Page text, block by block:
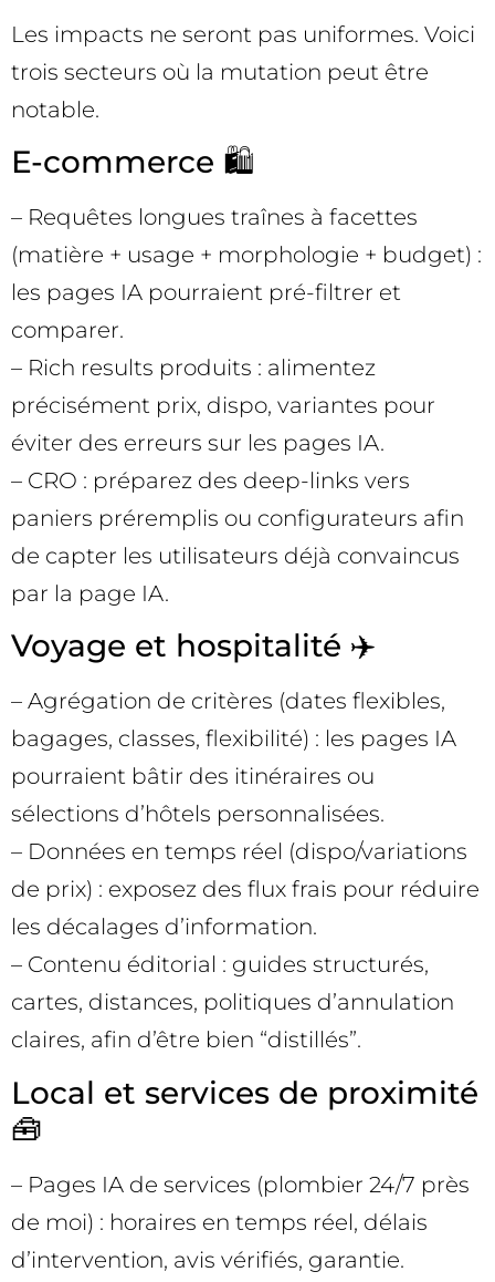
Les impacts ne seront pas uniformes. Voici
trois secteurs où la mutation peut être
notable.
E-commerce 🛍️
– Requêtes longues traînes à facettes
(matière + usage + morphologie + budget) :
les pages IA pourraient pré-filtrer et
comparer.
– Rich results produits : alimentez
précisément prix, dispo, variantes pour
éviter des erreurs sur les pages IA.
– CRO : préparez des deep-links vers
paniers préremplis ou configurateurs afin
de capter les utilisateurs déjà convaincus
par la page IA.
Voyage et hospitalité ✈️
– Agrégation de critères (dates flexibles,
bagages, classes, flexibilité) : les pages IA
pourraient bâtir des itinéraires ou
sélections d’hôtels personnalisées.
– Données en temps réel (dispo/variations
de prix) : exposez des flux frais pour réduire
les décalages d’information.
– Contenu éditorial : guides structurés,
cartes, distances, politiques d’annulation
claires, afin d’être bien “distillés”.
Local et services de proximité
🧰
– Pages IA de services (plombier 24/7 près
de moi) : horaires en temps réel, délais
d’intervention, avis vérifiés, garantie.